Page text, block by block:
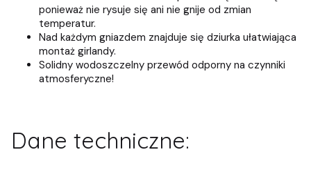
ponieważ nie rysuje się ani nie gnije od zmian
temperatur.
Nad każdym gniazdem znajduje się dziurka ułatwiająca
montaż girlandy.
Solidny wodoszczelny przewód odporny na czynniki
atmosferyczne!
Dane techniczne: